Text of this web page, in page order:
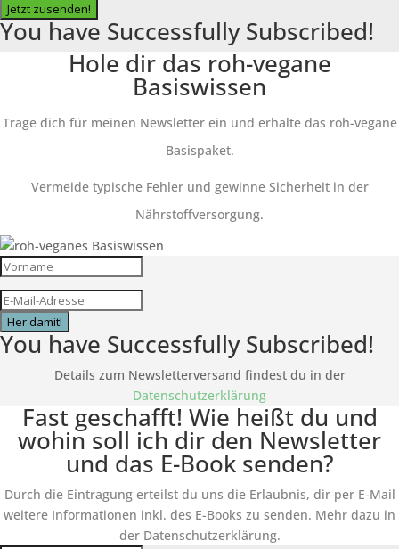
Jetzt zusenden!
You have Successfully Subscribed!
Hole dir das roh-vegane
Basiswissen
Trage dich für meinen Newsletter ein und erhalte das roh-vegane
Basispaket.
Vermeide typische Fehler und gewinne Sicherheit in der
Nährstoffversorgung.
Her damit!
You have Successfully Subscribed!
Details zum Newsletterversand findest du in der
Datenschutzerklärung
Fast geschafft! Wie heißt du und
wohin soll ich dir den Newsletter
und das E-Book senden?
Durch die Eintragung erteilst du uns die Erlaubnis, dir per E-Mail
weitere Informationen inkl. des E-Books zu senden. Mehr dazu in
der Datenschutzerklärung.